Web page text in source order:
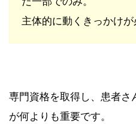
主体的に動くきっかけが
専門資格を取得し、患者さ
が何よりも重要です。